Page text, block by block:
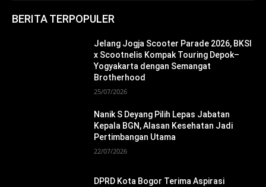
BERITA TERPOPULER
Jelang Jogja Scooter Parade 2026, BKSI
x Scootnelis Kompak Touring Depok–
Yogyakarta dengan Semangat
Brotherhood
25/07/2026
Nanik S Deyang Pilih Lepas Jabatan
Kepala BGN, Alasan Kesehatan Jadi
Pertimbangan Utama
22/07/2026
DPRD Kota Bogor Terima Aspirasi